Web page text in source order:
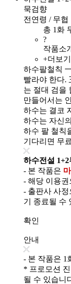
묵검향
전연령 / 무협
총 1화
?
작품소
+더보기
하수팔철칙
빨라야 한다.
는 절대 검을
만들어서는
하수는 결코
하수는 자신
하수 팔 철칙
기다리면 무
하수전설 1+2
- 본 작품은
- 해당 이용권
- 출판사 사
기 종료될 수
확인
안내
- 본 작품은 1
* 프로모션
될 수 있습니